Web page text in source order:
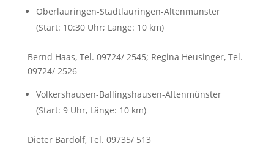
Oberlauringen-Stadtlauringen-Altenmünster
(Start: 10:30 Uhr; Länge: 10 km)
Bernd Haas, Tel. 09724/ 2545; Regina Heusinger, Tel.
09724/ 2526
Volkershausen-Ballingshausen-Altenmünster
(Start: 9 Uhr, Länge: 10 km)
Dieter Bardolf, Tel. 09735/ 513